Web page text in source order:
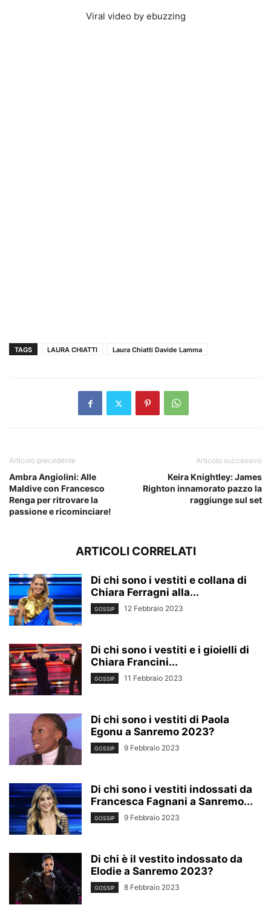
Viral video by ebuzzing
TAGS LAURA CHIATTI Laura Chiatti Davide Lamma
Articolo precedente
Ambra Angiolini: Alle
Maldive con Francesco
Renga per ritrovare la
passione e ricominciare!
Articolo successivo
Keira Knightley: James
Righton innamorato pazzo la
raggiunge sul set
ARTICOLI CORRELATI
Di chi sono i vestiti e collana di
Chiara Ferragni alla...
GOSSIP 12 Febbraio 2023
Di chi sono i vestiti e i gioielli di
Chiara Francini...
GOSSIP 11 Febbraio 2023
Di chi sono i vestiti di Paola
Egonu a Sanremo 2023?
GOSSIP 9 Febbraio 2023
Di chi sono i vestiti indossati da
Francesca Fagnani a Sanremo...
GOSSIP 9 Febbraio 2023
Di chi è il vestito indossato da
Elodie a Sanremo 2023?
GOSSIP 8 Febbraio 2023